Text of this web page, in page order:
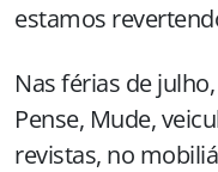
estamos
Nas férias de
Pense, Mude,
revistas, no